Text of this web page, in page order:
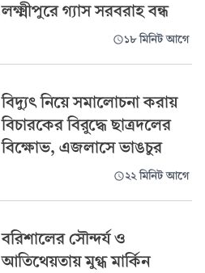
লক্ষ্মীপুরে গ্যাস সরবরাহ বন্ধ
১৮ মিনিট আগে
বিদ্যুৎ নিয়ে সমালোচনা করায়
বিচারকের বিরুদ্ধে ছাত্রদলের
বিক্ষোভ, এজলাসে ভাঙচুর
২২ মিনিট আগে
বরিশালের সৌন্দর্য ও
আতিথেয়তায় মুগ্ধ মার্কিন